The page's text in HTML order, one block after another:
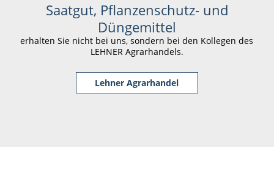
Saatgut, Pflanzenschutz- und
Düngemittel
erhalten Sie nicht bei uns, sondern bei den Kollegen des
LEHNER Agrarhandels.
Lehner Agrarhandel